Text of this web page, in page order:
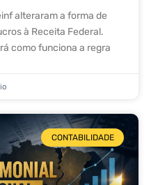
alteraram a forma de
à Receita Federal.
como funciona a regra
CONTABILIDADE